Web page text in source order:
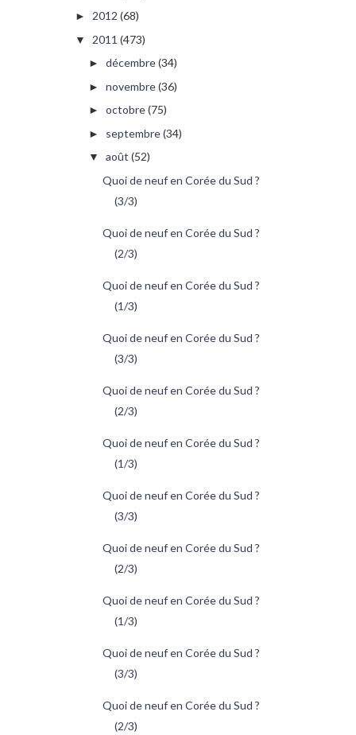
► 2012 (68)
▼ 2011 (473)
► décembre(34)
► novembre(36)
► octobre(75)
► septembre(34)
▼ août (52)
Quoi de neuf en Corée du Sud ?
(3/3)
Quoi de neuf en Corée du Sud ?
(2/3)
Quoi de neuf en Corée du Sud ?
(1/3)
Quoi de neuf en Corée du Sud ?
(3/3)
Quoi de neuf en Corée du Sud ?
(2/3)
Quoi de neuf en Corée du Sud ?
(1/3)
Quoi de neuf en Corée du Sud ?
(3/3)
Quoi de neuf en Corée du Sud ?
(2/3)
Quoi de neuf en Corée du Sud ?
(1/3)
Quoi de neuf en Corée du Sud ?
(3/3)
Quoi de neuf en Corée du Sud ?
(2/3)